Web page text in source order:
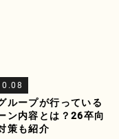
ループが行っている
ン内容とは？26卒向
策も紹介